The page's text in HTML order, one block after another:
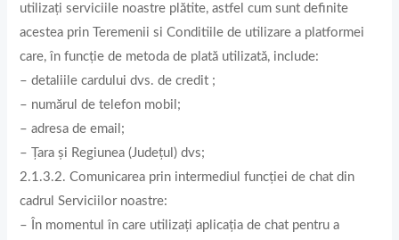
utilizați serviciile noastre plătite, astfel cum sunt definite
acestea prin Teremenii si Conditiile de utilizare a platformei
care, în funcție de metoda de plată utilizată, include:
– detaliile cardului dvs. de credit ;
– numărul de telefon mobil;
– adresa de email;
– Țara și Regiunea (Județul) dvs;
2.1.3.2. Comunicarea prin intermediul funcției de chat din
cadrul Serviciilor noastre:
– În momentul în care utilizați aplicația de chat pentru a